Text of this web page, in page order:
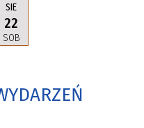
SIE
22
SOB